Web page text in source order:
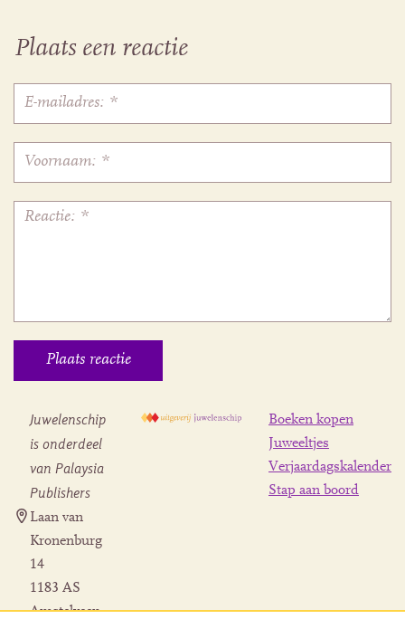
Plaats een reactie
Juwelenschip
is onderdeel
van Palaysia
Publishers
Laan van
Kronenburg
14
1183 AS
Amstelveen
Boeken kopen
Juweeltjes
Verjaardagskalender
Stap aan boord